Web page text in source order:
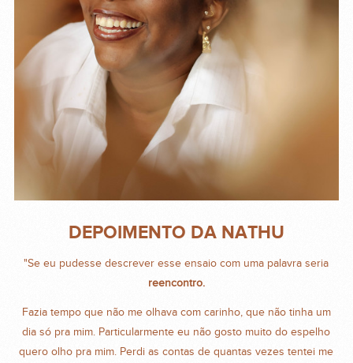
DEPOIMENTO DA NATHU
"Se eu pudesse descrever esse ensaio com uma palavra seria
reencontro.
Fazia tempo que não me olhava com carinho, que não tinha um
dia só pra mim. Particularmente eu não gosto muito do espelho
quero olho pra mim. Perdi as contas de quantas vezes tentei me